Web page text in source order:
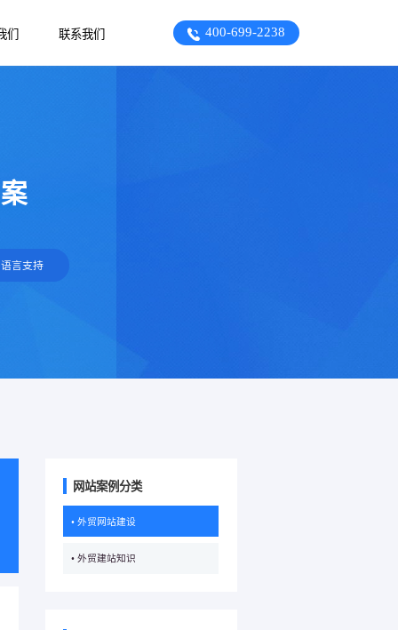
们 联系我们 400-699-2238
言支持
网站案例分类
• 外贸网站建设
• 外贸建站知识